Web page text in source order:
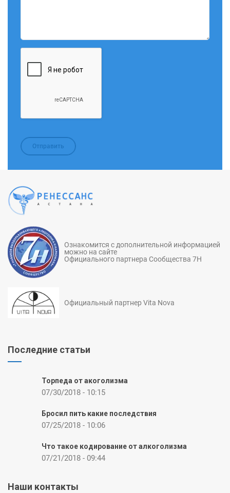
Ознакомится с дополнительной информацией
можно на сайте
Официального партнера Сообщества 7Н
Официальный партнер Vita Nova
Последние статьи
Торпеда от акоголизма
07/30/2018 - 10:15
Бросил пить какие последствия
07/25/2018 - 10:06
Что такое кодирование от алкоголизма
07/21/2018 - 09:44
Наши контакты